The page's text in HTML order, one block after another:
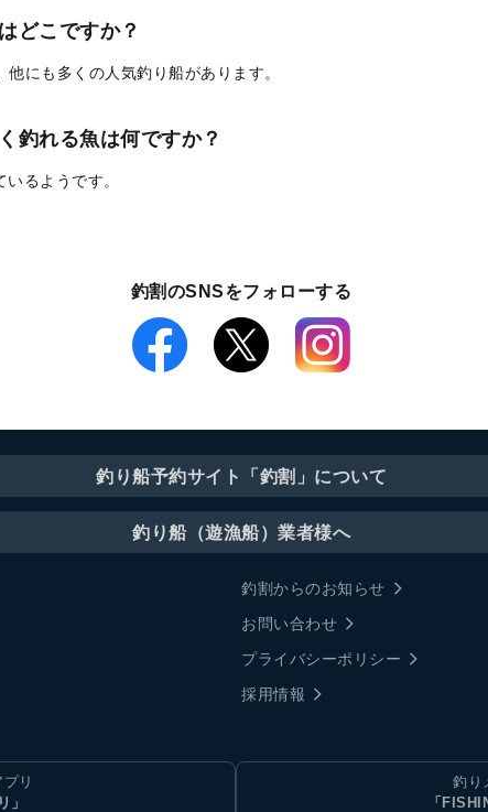
どこですか？
にも多くの人気釣り船があります。
釣れる魚は何ですか？
るようです。
釣割のSNSをフォローする
釣り船予約サイト「釣割」について
釣り船（遊漁船）業者様へ
釣割からのお知らせ
お問い合わせ
プライバシーポリシー
採用情報
リ
」
釣り
「